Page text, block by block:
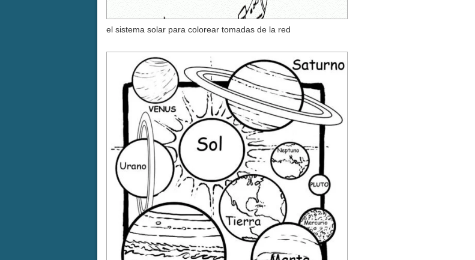
el sistema solar para colorear tomadas de la red